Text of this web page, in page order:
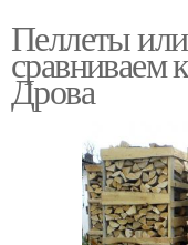
Пеллеты
сравниваем
Дрова